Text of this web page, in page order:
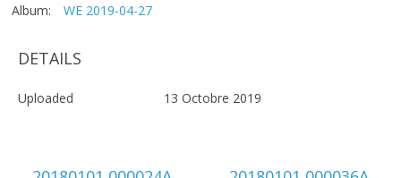
Album: WE 2019-04-27
DETAILS
Uploaded 13 Octobre 2019